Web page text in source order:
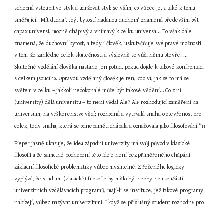
schopná vstoupit ve styk a udržovat styk se vším, co vůbec je, a také k tomu
směřující. ‚Mít ducha‘, ‚být bytostí nadanou duchem‘ znamená především být
capax universi, mocně chápavý a vnímavý k celku universa... To však dále
znamená, že duchovní bytost, a tedy i člověk, uskutečňuje své pravé možnosti
v tom, že zahlédne celek skutečnosti a výslovně se vůči němu otevře. ...
Skutečné vzdělání člověka nastane jen potud, pokud dojde k takové konfrontaci
s celkem jsoucího. Opravdu vzdělaný člověk je ten, kdo ví, jak se to má se
světem v celku – jakkoli nedokonalé může být takové vědění... Co z ní
(university) dělá universitu – to není věda! Ale? Ale rozhodující zaměření na
universum, na veškerenstvo věcí; rozhodná a vytrvalá snaha o otevřenost pro
celek, tedy snaha, která se odnepaměti chápala a označovala jako filosofování.“11
Pieper jasně ukazuje, že idea západní univerzity má svůj původ v klasické
filosofii a že samotné pochopení této ideje není bez přiměřeného chápání
základní filosofické problematiky vůbec myslitelné. Z řečeného logicky
vyplývá, že studium (klasické) filosofie by mělo být nezbytnou součástí
univerzitních vzdělávacích programů, mají-li se instituce, jež takové programy
nabízejí, vůbec nazývat univerzitami. I když se příslušný student rozhodne pro